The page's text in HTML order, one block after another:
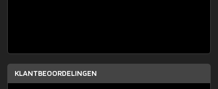
KLANTBEOORDELINGEN